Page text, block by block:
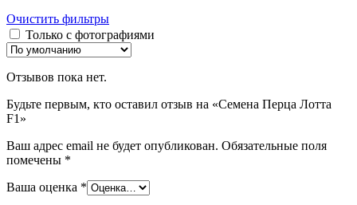
Очистить фильтры
Только с фотографиями
Отзывов пока нет.
Будьте первым, кто оставил отзыв на «Семена Перца Лотта
F1»
Ваш адрес email не будет опубликован. Обязательные поля
помечены *
Ваша оценка *